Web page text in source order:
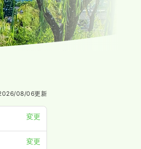
08/06更新
変更
変更